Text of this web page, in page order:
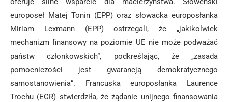
europoseł Matej Tonin (EPP) oraz słowacka europosłanka
Miriam Lexmann (EPP) ostrzegali, że „jakikolwiek
mechanizm finansowy na poziomie UE nie może podważać
państw członkowskich”, podkreślając, że „zasada
pomocniczości jest gwarancją demokratycznego
samostanowienia”. Francuska europosłanka Laurence
Trochu (ECR) stwierdziła, że żądanie unijnego finansowania